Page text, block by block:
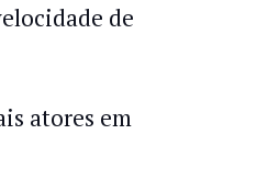
de
atores em